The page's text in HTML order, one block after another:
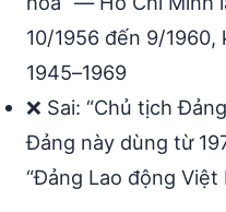
10/1956 đến 9/
1945–1969
❌ Sai: “Chủ tịch
Đảng này dùng từ
“Đảng Lao động Việt